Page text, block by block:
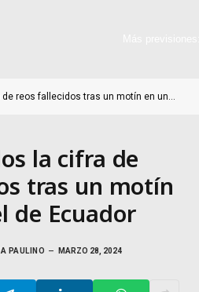
tras un motín en una cárcel de Ecuador
la cifra de
tras un motín
de Ecuador
PAULINO MARZO 28, 2024